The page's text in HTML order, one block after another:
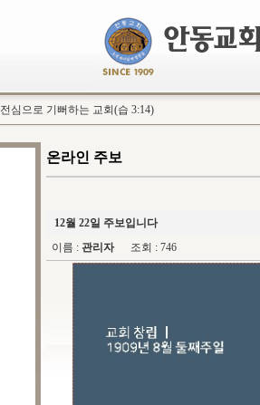
전심으로 기뻐하는 교회(습 3:14)
온라인 주보
12월 22일 주보입니다
이름 : 관리자조회 : 746